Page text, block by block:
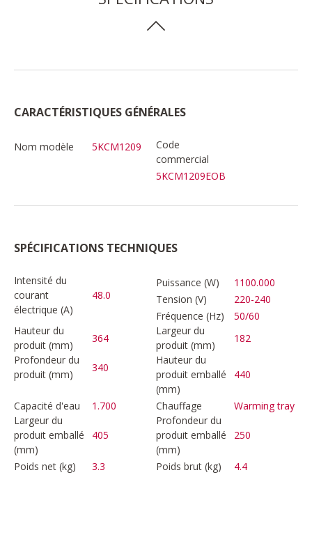
CARACTÉRISTIQUES GÉNÉRALES
Nom modèle 5KCM1209
Code
commercial
5KCM1209EOB
SPÉCIFICATIONS TECHNIQUES
Intensité du
courant
électrique (A)
48.0
Puissance (W)
1100.000
Tension (V)
220-240
Fréquence (Hz)
50/60
Hauteur du
produit (mm)
364
Largeur du
produit (mm)
182
Profondeur du
produit (mm)
340
Hauteur du
produit emballé
(mm)
440
Capacité d'eau 1.700 Chauffage
Warming tray
Largeur du
produit emballé
(mm)
405
Profondeur du
produit emballé
(mm)
250
Poids net (kg) 3.3 Poids brut (kg) 4.4